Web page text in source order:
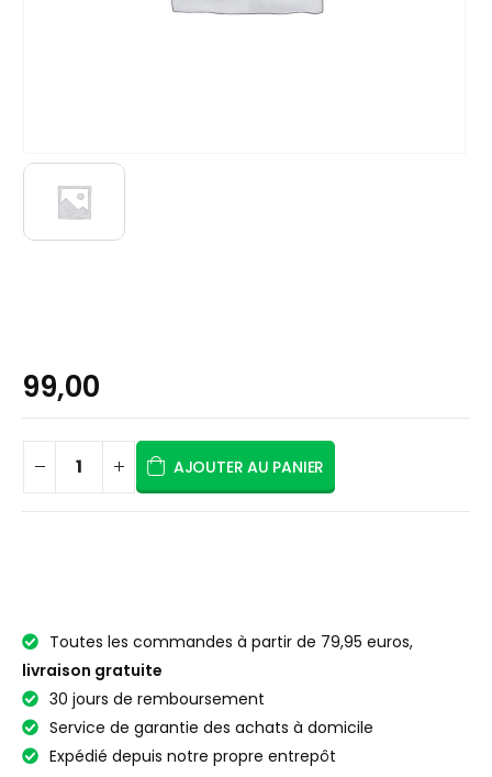
99,00
AJOUTER AU PANIER
Toutes les commandes à partir de 79,95 euros,
livraison gratuite
30 jours de remboursement
Service de garantie des achats à domicile
Expédié depuis notre propre entrepôt